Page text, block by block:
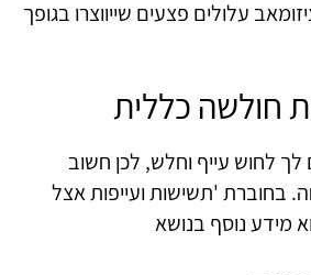
עלולים פצעים שייווצרו בגופך
חולשה כללית
לחוש עייף וחלש, לכן חשוב
בחוברת 'תשישות ועייפות אצל
מידע נוסף בנושא